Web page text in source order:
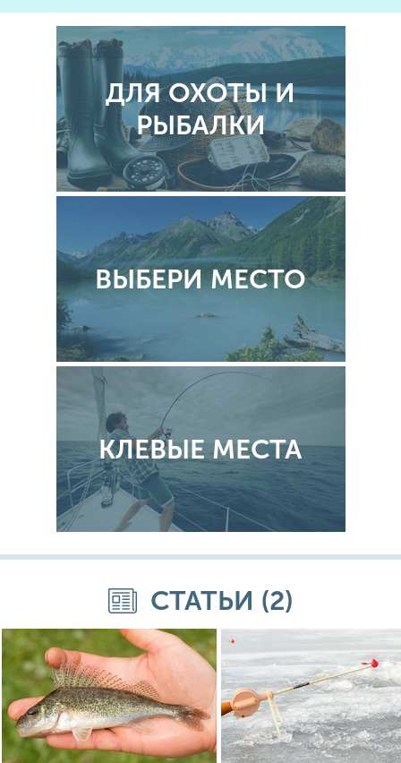
ДЛЯ ОХОТЫ И
РЫБАЛКИ
ВЫБЕРИ МЕСТО
КЛЕВЫЕ МЕСТА
СТАТЬИ (2)